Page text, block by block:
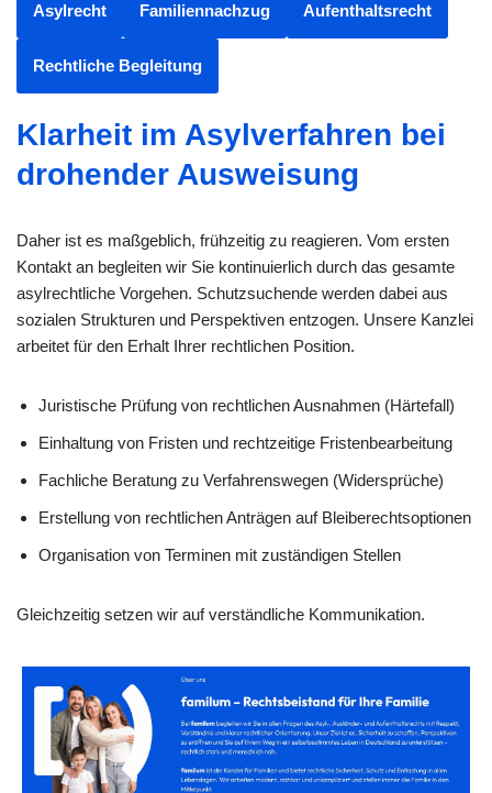
Asylrecht Familiennachzug Aufenthaltsrecht
Rechtliche Begleitung
Klarheit im Asylverfahren bei
drohender Ausweisung
Daher ist es maßgeblich, frühzeitig zu reagieren. Vom ersten
Kontakt an begleiten wir Sie kontinuierlich durch das gesamte
asylrechtliche Vorgehen. Schutzsuchende werden dabei aus
sozialen Strukturen und Perspektiven entzogen. Unsere Kanzlei
arbeitet für den Erhalt Ihrer rechtlichen Position.
Juristische Prüfung von rechtlichen Ausnahmen (Härtefall)
Einhaltung von Fristen und rechtzeitige Fristenbearbeitung
Fachliche Beratung zu Verfahrenswegen (Widersprüche)
Erstellung von rechtlichen Anträgen auf Bleiberechtsoptionen
Organisation von Terminen mit zuständigen Stellen
Gleichzeitig setzen wir auf verständliche Kommunikation.